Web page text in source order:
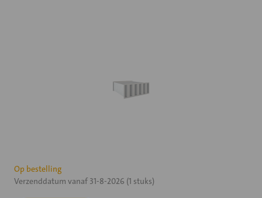
Huidige
voorraad:
Op bestelling
Verzenddatum vanaf 31-8-2026 (1 stuks)